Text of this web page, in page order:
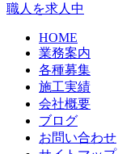
職人を求人中
HOME
業務案内
各種募集
施工実績
会社概要
ブログ
お問い合わせ